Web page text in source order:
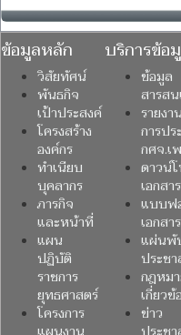
ข้อมูลหลัก
วิสัยทัศน์
พันธกิจ
เป้าประสงค์
โครงสร้าง
องค์กร
ทำเนียบ
บุคลากร
ภารกิจ
และหน้าที่
แผน
ปฏิบัติ
ราชการ
ยุทธศาสตร์
โครงการ
บริการข้อ
ข้อมูล
สารส
รายงาน
การปร
กศจ.เ
ดาวน์
เอกสาร
แบบฟ
เอกสาร
แผ่นพั
ประช
กฎหม
เกี่ยวข้
ข่าว